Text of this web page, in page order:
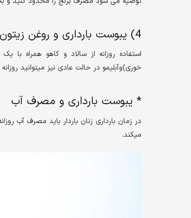
4) یبوست بارداری و روغن زیتون
استفاده روزانه از سالاد و کاهو همراه
خوری)وآبلیمو در حالت عادی نیز میتوانید روزانه 2قاشق غذاخوری روغن زیتون با فاصله 12ساعت مصرف کنید.
* یبوست بارداری و مصرف آب
میکند.